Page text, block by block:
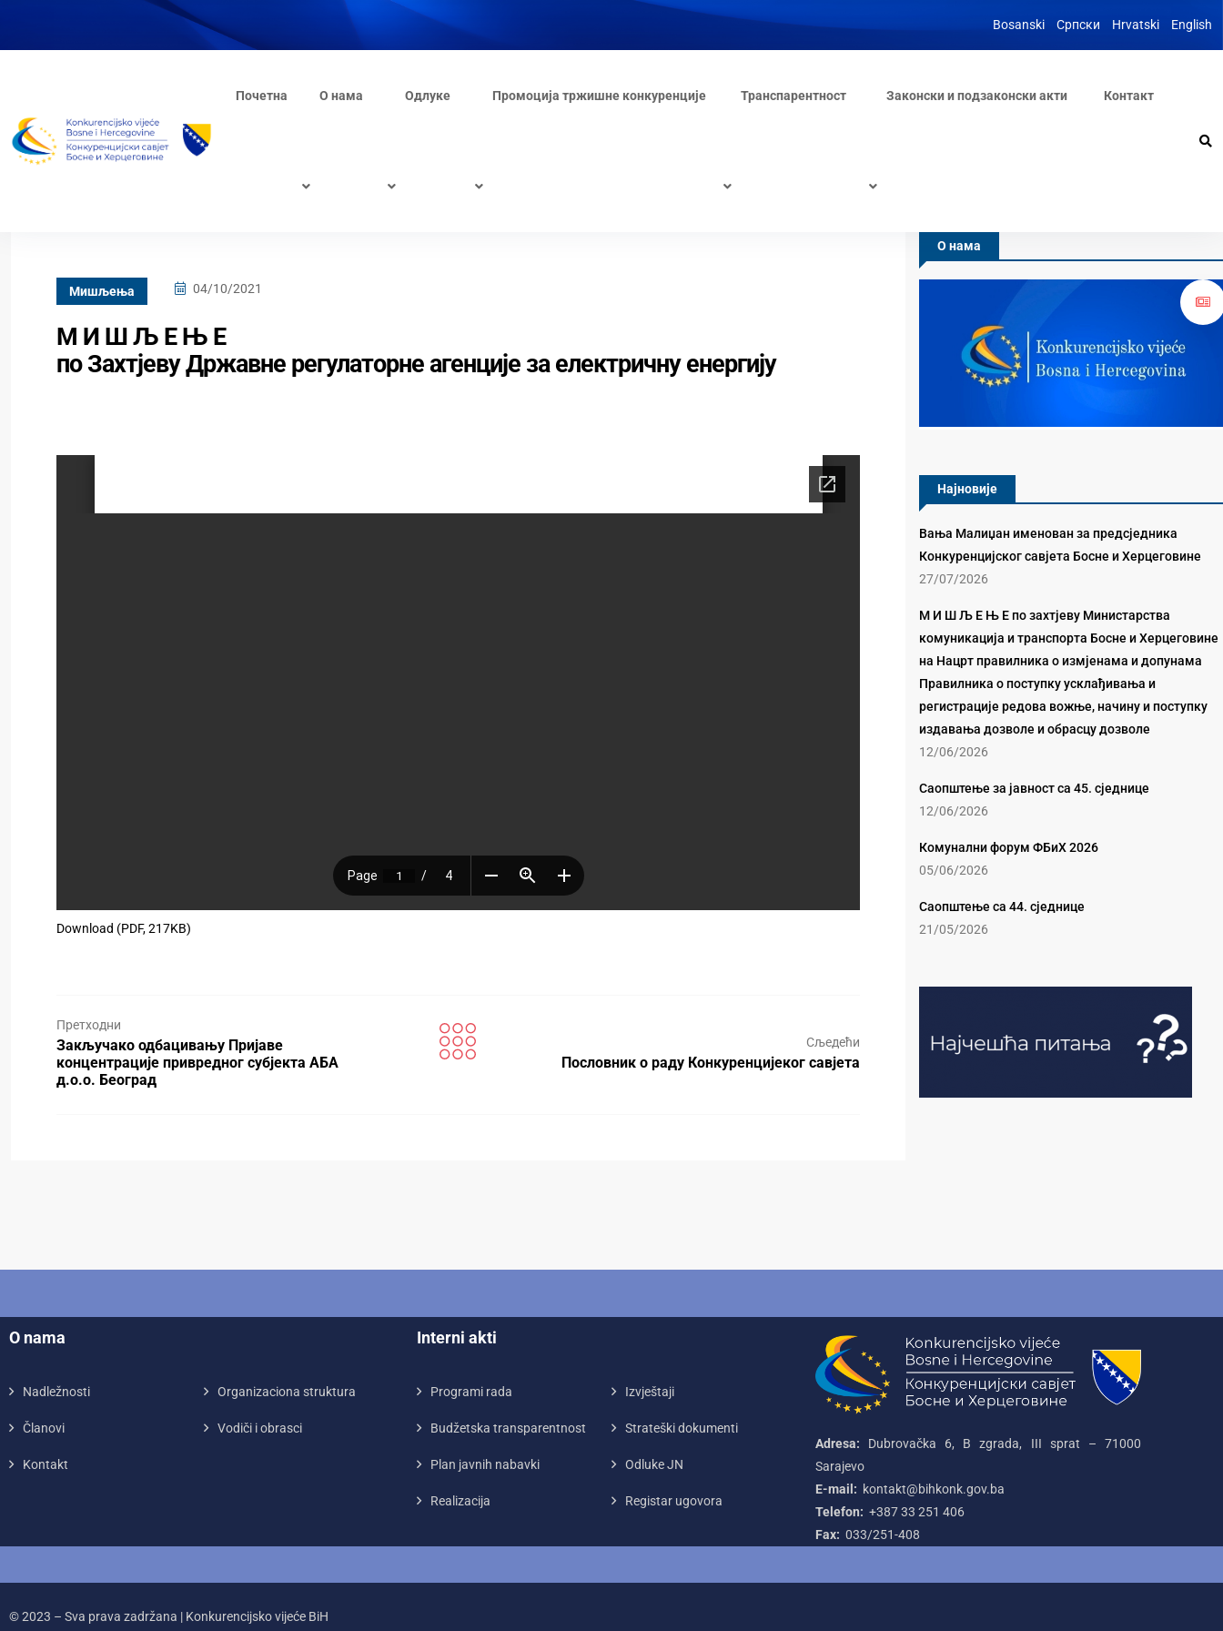
Bosanski Српски Hrvatski English
Почетна О нама Одлуке Промоција тржишне конкуренције Транспарентност Законски и подзаконски акти Контакт
Mишљења 04/10/2021
М И Ш Љ Е Њ Е
по Захтјеву Државне регулаторне агенције за електричну енергију
Download (PDF, 217KB)
Претходни
Закључако одбацивању Пријаве
концентрације привредног субјекта АБА
д.о.о. Београд
Сљедећи
Пословник о раду Конкуренцијеког савјета
О нама
Најновије
Вања Малиџан именован за предсједника
Конкуренцијског савјета Босне и Херцеговине
27/07/2026
М И Ш Љ Е Њ Е по захтјеву Министарства
комуникација и транспорта Босне и Херцеговине
на Нацрт правилника о измјенама и допунама
Правилника о поступку усклађивања и
регистрације редова вожње, начину и поступку
издавања дозволе и обрасцу дозволе
12/06/2026
Саопштење за јавност са 45. сједнице
12/06/2026
Комунални форум ФБиХ 2026
05/06/2026
Саопштење са 44. сједнице
21/05/2026
O nama
Nadležnosti Organizaciona struktura
Članovi Vodiči i obrasci
Kontakt
Interni akti
Programi rada Izvještaji
Budžetska transparentnost Strateški dokumenti
Plan javnih nabavki Odluke JN
Realizacija Registar ugovora
Adresa: Dubrovačka 6, B zgrada, III sprat – 71000‌
Sarajevo
E-mail: kontakt@bihkonk.gov.ba
Telefon: +387‌ 33‌ 251‌ 406
Fax: 033/251-408
© 2023 – Sva prava zadržana | Konkurencijsko vijeće BiH